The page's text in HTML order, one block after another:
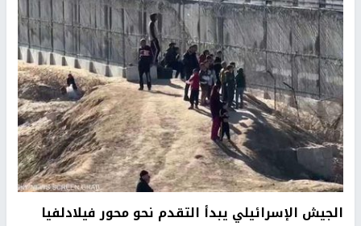
الجيش الإسرائيلي يبدأ التقدم نحو محور فيلادلفيا